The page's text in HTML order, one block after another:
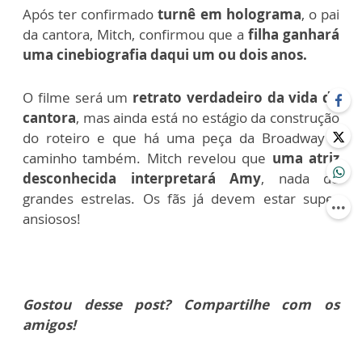
Após ter confirmado turnê em holograma, o pai
da cantora, Mitch, confirmou que a filha ganhará
uma cinebiografia daqui um ou dois anos.
O filme será um retrato verdadeiro da vida da
cantora, mas ainda está no estágio da construção
do roteiro e que há uma peça da Broadway a
caminho também. Mitch revelou que uma atriz
desconhecida interpretará Amy, nada de
grandes estrelas. Os fãs já devem estar super
ansiosos!
Gostou desse post? Compartilhe com os
amigos!